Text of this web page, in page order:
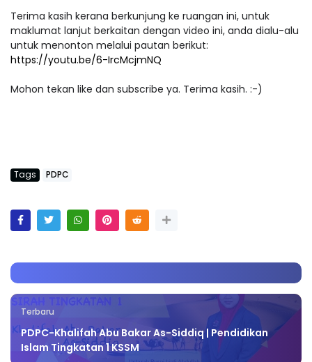
Terima kasih kerana berkunjung ke ruangan ini, untuk
maklumat lanjut berkaitan dengan video ini, anda dialu-alu
untuk menonton melalui pautan berikut:
https://youtu.be/6-IrcMcjmNQ
Mohon tekan like dan subscribe ya. Terima kasih. :-)
Tags PDPC
Terbaru
PDPC-Khalifah Abu Bakar As-Siddiq | Pendidikan
Islam Tingkatan 1 KSSM